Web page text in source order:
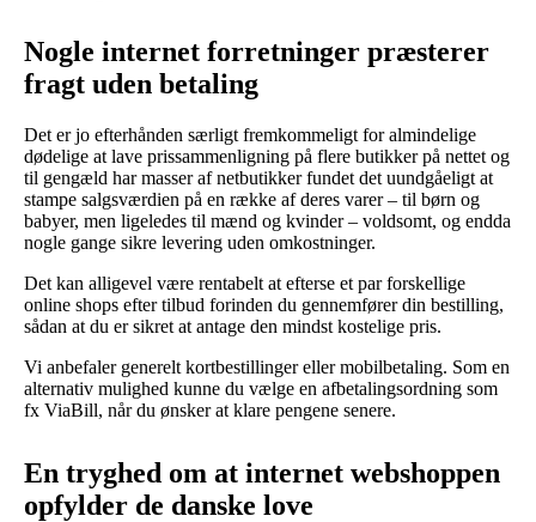
Nogle internet forretninger præsterer
fragt uden betaling
Det er jo efterhånden særligt fremkommeligt for almindelige
dødelige at lave prissammenligning på flere butikker på nettet og
til gengæld har masser af netbutikker fundet det uundgåeligt at
stampe salgsværdien på en række af deres varer – til børn og
babyer, men ligeledes til mænd og kvinder – voldsomt, og endda
nogle gange sikre levering uden omkostninger.
Det kan alligevel være rentabelt at efterse et par forskellige
online shops efter tilbud forinden du gennemfører din bestilling,
sådan at du er sikret at antage den mindst kostelige pris.
Vi anbefaler generelt kortbestillinger eller mobilbetaling. Som en
alternativ mulighed kunne du vælge en afbetalingsordning som
fx ViaBill, når du ønsker at klare pengene senere.
En tryghed om at internet webshoppen
opfylder de danske love